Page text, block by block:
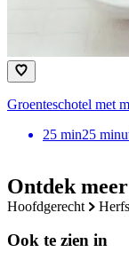
Ontdek
hoofdgerecht
Ook te zien in
Groenteschotel met
25 min25